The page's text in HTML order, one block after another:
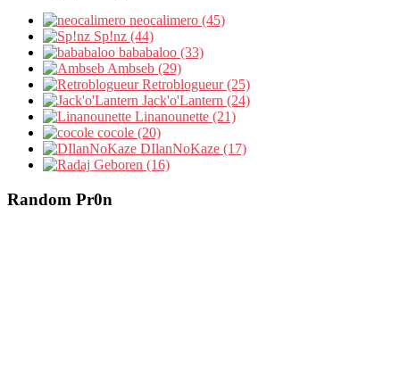
neocalimero (45)
Sp!nz (44)
bababaloo (33)
Ambseb (29)
Retroblogueur (25)
Jack'o'Lantern (24)
Linanounette (21)
cocole (20)
DIlanNoKaze (17)
Geboren (16)
Random Pr0n